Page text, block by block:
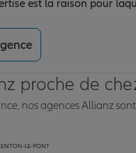
est la raison pour
proche de
nos agences Allianz
LE-PONT